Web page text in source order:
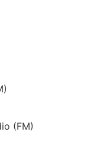
(FM)